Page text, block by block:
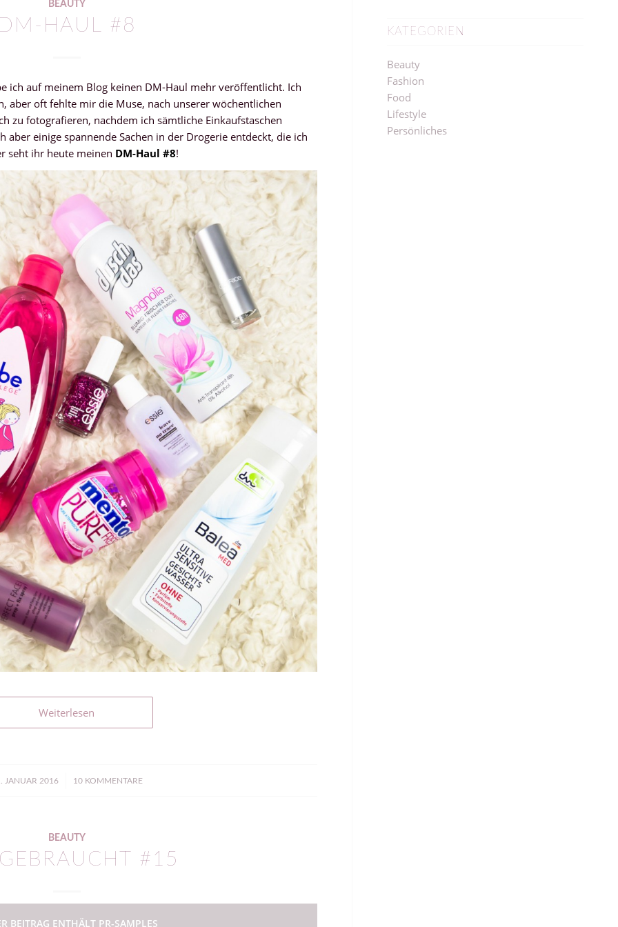
BEAUTY
HAUL #8
ich auf meinem Blog keinen DM-Haul mehr veröffentlicht. Ich
aber oft fehlte mir die Muse, nach unserer wöchentlichen
zu fotografieren, nachdem ich sämtliche Einkaufstaschen
aber einige spannende Sachen in der Drogerie entdeckt, die ich
seht ihr heute meinen DM-Haul #8!
Weiterlesen
JANUAR 2016
/ 10 KOMMENTARE
BEAUTY
#15
BEITRAG ENTHÄLT PR-SAMPLES
KATEGORIEN
Beauty
Fashion
Food
Lifestyle
Persönliches